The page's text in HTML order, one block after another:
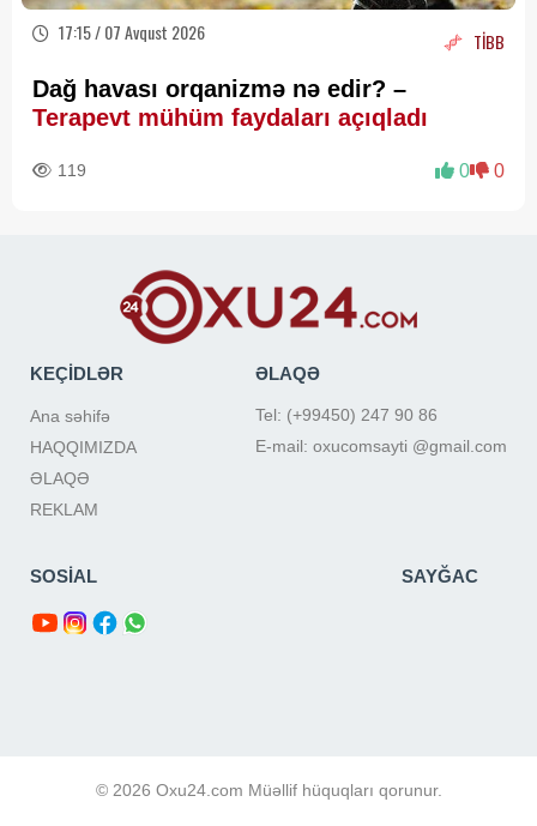
17:15 / 07 Avqust 2026 TİBB
Dağ havası orqanizmə nə edir? –
Terapevt mühüm faydaları açıqladı
119 0 0
KEÇİDLƏR
Ana səhifə
HAQQIMIZDA
ƏLAQƏ
REKLAM
ƏLAQƏ
Tel: (+99450) 247 90 86
E-mail: oxucomsayti @gmail.com
SOSİAL SAYĞAC
© 2026 Oxu24.com Müəllif hüquqları qorunur.